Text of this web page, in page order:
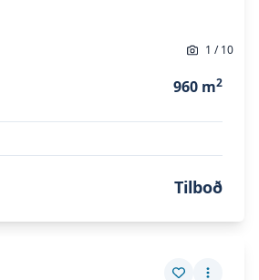
1 /10
960 m2
Tilboð